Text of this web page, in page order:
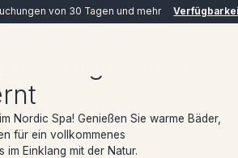
von 30 Tagen und mehr
Spa weniger als 10 min entfernt
weniger als 10
Nordic Spa! Genießen Sie warme Bäder,
für ein vollkommenes
im Einklang mit der Natur.